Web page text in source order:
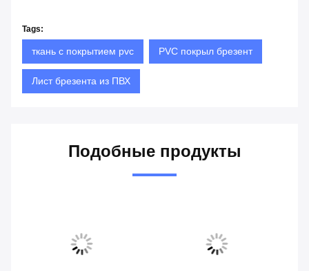
Tags:
ткань с покрытием pvc PVC покрыл брезент
Лист брезента из ПВХ
Подобные продукты